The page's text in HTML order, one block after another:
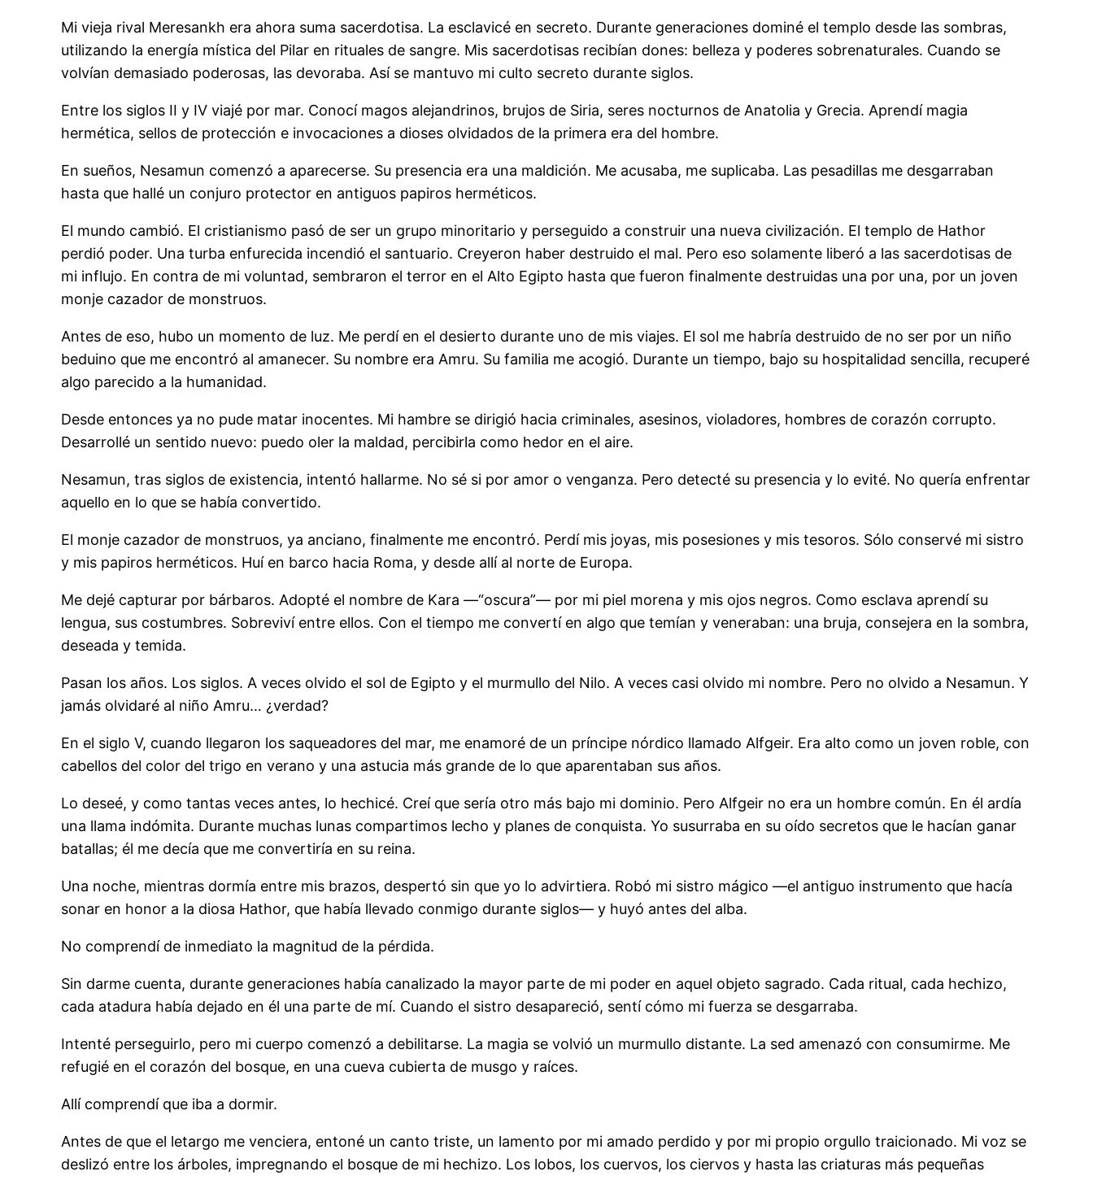
Mi vieja rival Meresankh era ahora suma sacerdotisa. La esclavicé en secreto. Durante generaciones dominé el templo desde las sombras,
utilizando la energía mística del Pilar en rituales de sangre. Mis sacerdotisas recibían dones: belleza y poderes sobrenaturales. Cuando se
volvían demasiado poderosas, las devoraba. Así se mantuvo mi culto secreto durante siglos.
Entre los siglos II y IV viajé por mar. Conocí magos alejandrinos, brujos de Siria, seres nocturnos de Anatolia y Grecia. Aprendí magia
hermética, sellos de protección e invocaciones a dioses olvidados de la primera era del hombre.
En sueños, Nesamun comenzó a aparecerse. Su presencia era una maldición. Me acusaba, me suplicaba. Las pesadillas me desgarraban
hasta que hallé un conjuro protector en antiguos papiros herméticos.
El mundo cambió. El cristianismo pasó de ser un grupo minoritario y perseguido a construir una nueva civilización. El templo de Hathor
perdió poder. Una turba enfurecida incendió el santuario. Creyeron haber destruido el mal. Pero eso solamente liberó a las sacerdotisas de
mi influjo. En contra de mi voluntad, sembraron el terror en el Alto Egipto hasta que fueron finalmente destruidas una por una, por un joven
monje cazador de monstruos.
Antes de eso, hubo un momento de luz. Me perdí en el desierto durante uno de mis viajes. El sol me habría destruido de no ser por un niño
beduino que me encontró al amanecer. Su nombre era Amru. Su familia me acogió. Durante un tiempo, bajo su hospitalidad sencilla, recuperé
algo parecido a la humanidad.
Desde entonces ya no pude matar inocentes. Mi hambre se dirigió hacia criminales, asesinos, violadores, hombres de corazón corrupto.
Desarrollé un sentido nuevo: puedo oler la maldad, percibirla como hedor en el aire.
Nesamun, tras siglos de existencia, intentó hallarme. No sé si por amor o venganza. Pero detecté su presencia y lo evité. No quería enfrentar
aquello en lo que se había convertido.
El monje cazador de monstruos, ya anciano, finalmente me encontró. Perdí mis joyas, mis posesiones y mis tesoros. Sólo conservé mi sistro
y mis papiros herméticos. Huí en barco hacia Roma, y desde allí al norte de Europa.
Me dejé capturar por bárbaros. Adopté el nombre de Kara —“oscura”— por mi piel morena y mis ojos negros. Como esclava aprendí su
lengua, sus costumbres. Sobreviví entre ellos. Con el tiempo me convertí en algo que temían y veneraban: una bruja, consejera en la sombra,
deseada y temida.
Pasan los años. Los siglos. A veces olvido el sol de Egipto y el murmullo del Nilo. A veces casi olvido mi nombre. Pero no olvido a Nesamun. Y
jamás olvidaré al niño Amru… ¿verdad?
En el siglo V, cuando llegaron los saqueadores del mar, me enamoré de un príncipe nórdico llamado Alfgeir. Era alto como un joven roble, con
cabellos del color del trigo en verano y una astucia más grande de lo que aparentaban sus años.
Lo deseé, y como tantas veces antes, lo hechicé. Creí que sería otro más bajo mi dominio. Pero Alfgeir no era un hombre común. En él ardía
una llama indómita. Durante muchas lunas compartimos lecho y planes de conquista. Yo susurraba en su oído secretos que le hacían ganar
batallas; él me decía que me convertiría en su reina.
Una noche, mientras dormía entre mis brazos, despertó sin que yo lo advirtiera. Robó mi sistro mágico —el antiguo instrumento que hacía
sonar en honor a la diosa Hathor, que había llevado conmigo durante siglos— y huyó antes del alba.
No comprendí de inmediato la magnitud de la pérdida.
Sin darme cuenta, durante generaciones había canalizado la mayor parte de mi poder en aquel objeto sagrado. Cada ritual, cada hechizo,
cada atadura había dejado en él una parte de mí. Cuando el sistro desapareció, sentí cómo mi fuerza se desgarraba.
Intenté perseguirlo, pero mi cuerpo comenzó a debilitarse. La magia se volvió un murmullo distante. La sed amenazó con consumirme. Me
refugié en el corazón del bosque, en una cueva cubierta de musgo y raíces.
Allí comprendí que iba a dormir.
Antes de que el letargo me venciera, entoné un canto triste, un lamento por mi amado perdido y por mi propio orgullo traicionado. Mi voz se
deslizó entre los árboles, impregnando el bosque de mi hechizo. Los lobos, los cuervos, los ciervos y hasta las criaturas más pequeñas